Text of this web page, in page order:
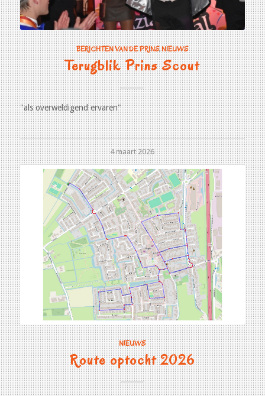
BERICHTEN VAN DE PRINS,NIEUWS
Terugblik Prins Scout
"als overweldigend ervaren"
4 maart 2026
NIEUWS
Route optocht 2026